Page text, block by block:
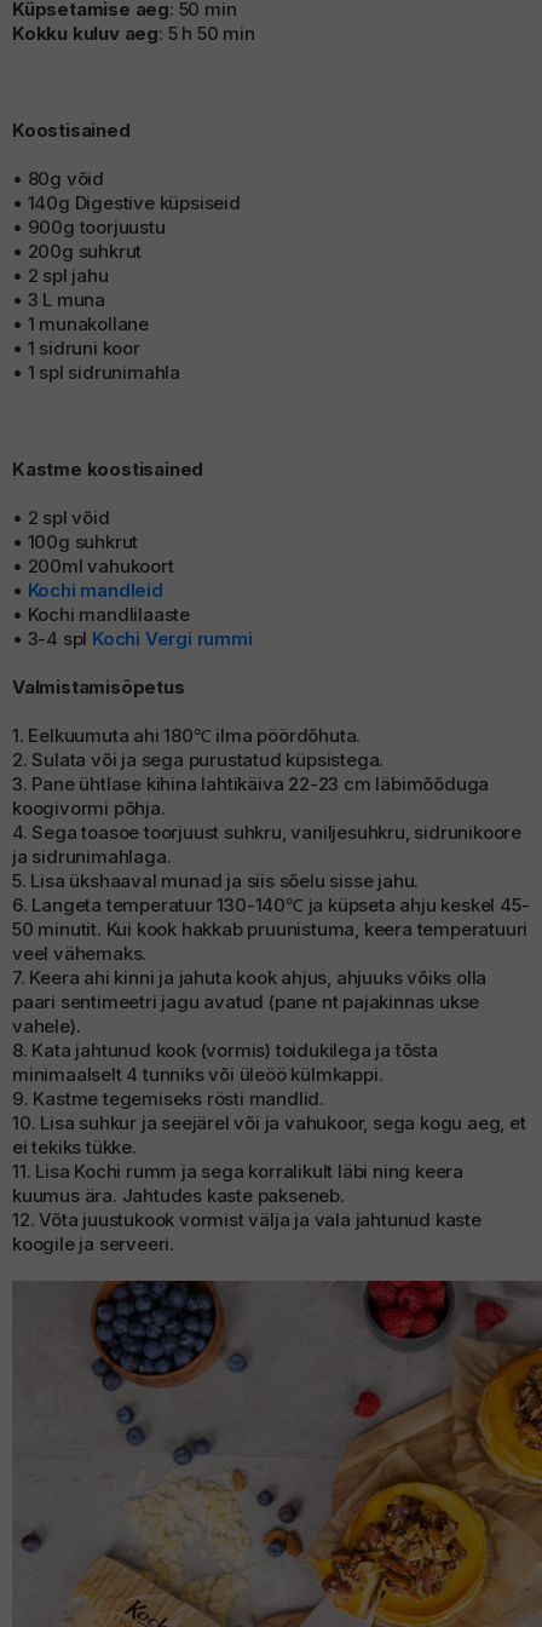
Whisky Show
Küpsetamise aeg: 50 min
Kokku kuluv aeg: 5 h 50 min
Koostisained
• 80g võid
• 140g Digestive küpsiseid
• 900g toorjuustu
• 200g suhkrut
• 2 spl jahu
• 3 L muna
• 1 munakollane
• 1 sidruni koor
• 1 spl sidrunimahla
Kastme koostisained
• 2 spl võid
• 100g suhkrut
• 200ml vahukoort
• Kochi mandleid
• Kochi mandlilaaste
• 3-4 spl Kochi Vergi rummi
Valmistamisõpetus
1. Eelkuumuta ahi 180℃ ilma pöördõhuta.
2. Sulata või ja sega purustatud küpsistega.
3. Pane ühtlase kihina lahtikäiva 22-23 cm läbimõõduga
koogivormi põhja.
4. Sega toasoe toorjuust suhkru, vaniljesuhkru, sidrunikoore
ja sidrunimahlaga.
5. Lisa ükshaaval munad ja siis sõelu sisse jahu.
6. Langeta temperatuur 130-140℃ ja küpseta ahju keskel 45-
50 minutit. Kui kook hakkab pruunistuma, keera temperatuuri
veel vähemaks.
7. Keera ahi kinni ja jahuta kook ahjus, ahjuuks võiks olla
paari sentimeetri jagu avatud (pane nt pajakinnas ukse
vahele).
8. Kata jahtunud kook (vormis) toidukilega ja tõsta
minimaalselt 4 tunniks või üleöö külmkappi.
9. Kastme tegemiseks rösti mandlid.
10. Lisa suhkur ja seejärel või ja vahukoor, sega kogu aeg, et
ei tekiks tükke.
11. Lisa Kochi rumm ja sega korralikult läbi ning keera
kuumus ära. Jahtudes kaste pakseneb.
12. Võta juustukook vormist välja ja vala jahtunud kaste
koogile ja serveeri.